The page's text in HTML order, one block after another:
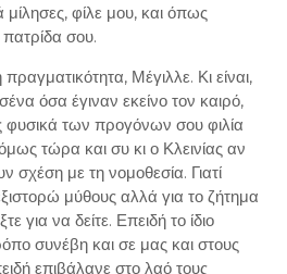
φίλε μου, και όπως
πατρίδα σου.
πραγματικότητα, Μέγιλλε. Κι είναι,
όσα έγιναν εκείνο τον καιρό,
φυσικά των προγόνων σου φιλία
τώρα και συ κι ο Κλεινίας αν
με τη νομοθεσία. Γιατί
μύθους αλλά για το ζήτημα
για να δείτε. Επειδή το ίδιο
συνέβη και σε μας και στους
επιβάλανε στο λαό τους